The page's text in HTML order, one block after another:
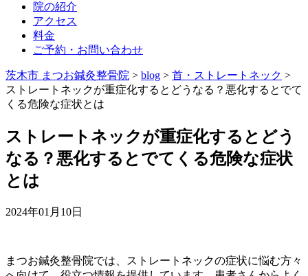
院の紹介
アクセス
料金
ご予約・お問い合わせ
茨木市 まつお鍼灸整骨院 > blog > 首・ストレートネック >
ストレートネックが重症化するとどうなる？悪化するとでて
くる危険な症状とは
ストレートネックが重症化するとどう
なる？悪化するとでてくる危険な症状
とは
2024年01月10日
まつお鍼灸整骨院では、ストレートネックの症状に悩む方々